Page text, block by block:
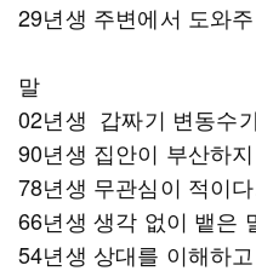
29년생 주변에서 도와
말
02년생 갑짜기 변동수
90년생 집안이 부산하
78년생 무관심이 적이
66년생 생각 없이 뱉은
54년생 상대를 이해하